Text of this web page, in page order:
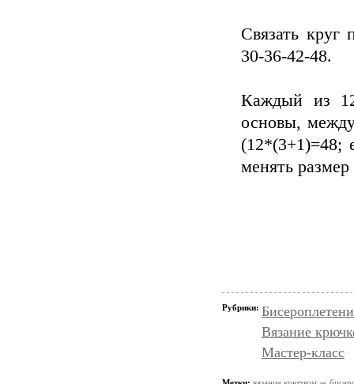
Связать круг
30-36-42-48.
Каждый из 12
основы,
(12*(3+1)=48;
менять
Рубрики:
Вязание
Мастер-класс